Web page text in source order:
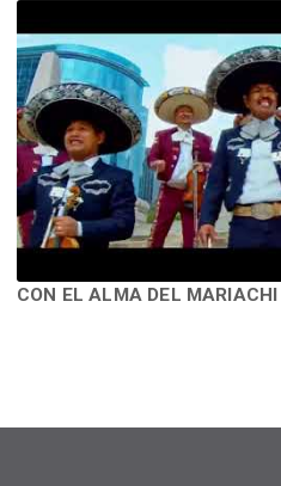
CON EL ALMA DEL MARIACHI